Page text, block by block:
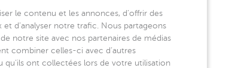
le contenu et les annonces, d’offrir des
d’analyser notre trafic. Nous partageons
notre site avec nos partenaires de médias
combiner celles-ci avec d’autres
ont collectées lors de votre utilisation